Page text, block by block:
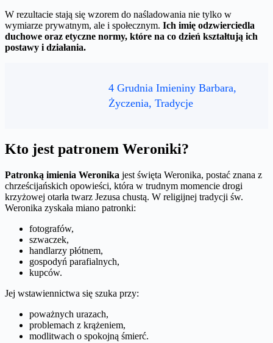
W rezultacie stają się wzorem do naśladowania nie tylko w
wymiarze prywatnym, ale i społecznym. Ich imię odzwierciedla
duchowe oraz etyczne normy, które na co dzień kształtują ich
postawy i działania.
4 Grudnia Imieniny Barbara,
Życzenia, Tradycje
Kto jest patronem Weroniki?
Patronką imienia Weronika jest święta Weronika, postać znana z
chrześcijańskich opowieści, która w trudnym momencie drogi
krzyżowej otarła twarz Jezusa chustą. W religijnej tradycji św.
Weronika zyskała miano patronki:
fotografów,
szwaczek,
handlarzy płótnem,
gospodyń parafialnych,
kupców.
Jej wstawiennictwa się szuka przy:
poważnych urazach,
problemach z krążeniem,
modlitwach o spokojną śmierć.